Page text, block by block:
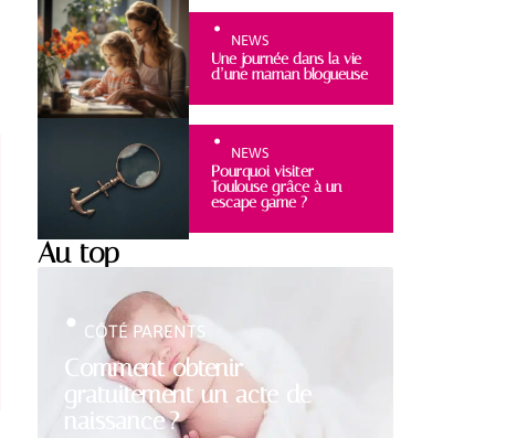
NEWS
Une journée dans la vie
d’une maman blogueuse
NEWS
Pourquoi visiter
Toulouse grâce à un
escape game ?
Au top
Comment obtenir
gratuitement un acte de
naissance ?
CÔTÉ PARENTS